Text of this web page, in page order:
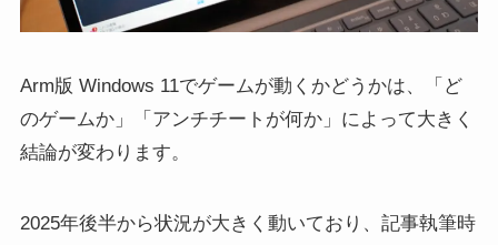
Arm版 Windows 11でゲームが動くかどうかは、「ど
のゲームか」「アンチチートが何か」によって大きく
結論が変わります。
2025年後半から状況が大きく動いており、記事執筆時